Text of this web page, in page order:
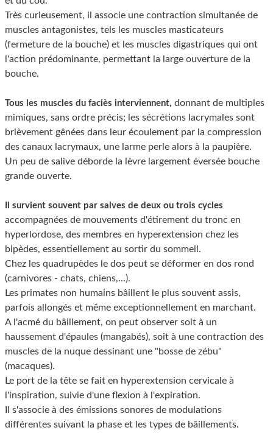
Très curieusement, il associe une contraction simultanée de
muscles antagonistes, tels les muscles masticateurs
(fermeture de la bouche) et les muscles digastriques qui ont
l'action prédominante, permettant la large ouverture de la
bouche.
Tous les muscles du faciès interviennent, donnant de multiples
mimiques, sans ordre précis; les sécrétions lacrymales sont
brièvement gênées dans leur écoulement par la compression
des canaux lacrymaux, une larme perle alors à la paupière.
Un peu de salive déborde la lèvre largement éversée bouche
grande ouverte.
Il survient souvent par salves de deux ou trois cycles
accompagnées de mouvements d'étirement du tronc en
hyperlordose, des membres en hyperextension chez les
bipèdes, essentiellement au sortir du sommeil.
Chez les quadrupèdes le dos peut se déformer en dos rond
(carnivores - chats, chiens,...).
Les primates non humains bâillent le plus souvent assis,
parfois allongés et même exceptionnellement en marchant.
A l'acmé du bâillement, on peut observer soit à un
haussement d'épaules (mangabés), soit à une contraction des
muscles de la nuque dessinant une "bosse de zébu"
(macaques).
Le port de la tête se fait en hyperextension cervicale à
l'inspiration, suivie d'une flexion à l'expiration.
Il s'associe à des émissions sonores de modulations
différentes suivant la phase et les types de bâillements.